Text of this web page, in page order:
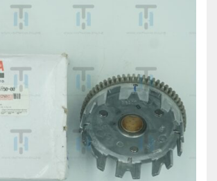
sản phẩm nào trong giỏ hàng